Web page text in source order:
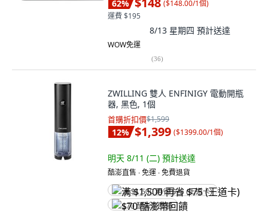
62% ($148.00/1個)
運費 $195
8/13 星期四 預計送達
WOW免運
(36)
ZWILLING 雙人 ENFINIGY 電動開瓶
器, 黑色, 1個
首購折扣價$1,599
12% $1,399 ($1399.00/1個)
明天 8/11 (二) 預計送達
酷澎直售 ∙ 免運 ∙ 免費退貨
满 $1,500 再省 $75 (王道卡)
$70 酷澎幣回饋